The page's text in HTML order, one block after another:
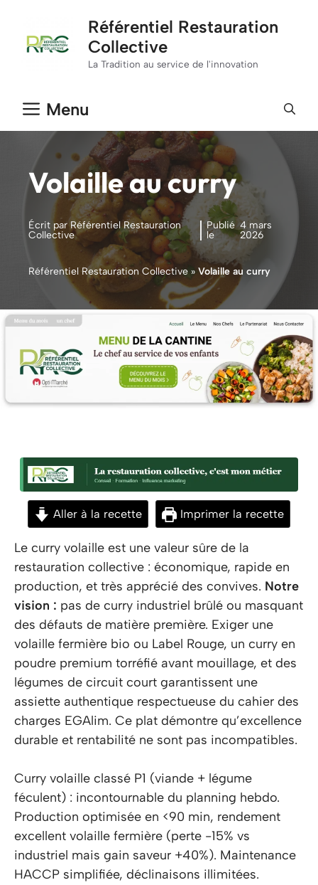
contenu
Référentiel Restauration
Collective
La Tradition au service de l'innovation
Menu
Volaille au curry
Écrit par Référentiel Restauration
Collective
Publié
le
4 mars
2026
Référentiel Restauration Collective » Volaille au curry
Aller à la recette Imprimer la recette
Le curry volaille est une valeur sûre de la
restauration collective : économique, rapide en
production, et très apprécié des convives. Notre
vision : pas de curry industriel brûlé ou masquant
des défauts de matière première. Exiger une
volaille fermière bio ou Label Rouge, un curry en
poudre premium torréfié avant mouillage, et des
légumes de circuit court garantissent une
assiette authentique respectueuse du cahier des
charges EGAlim. Ce plat démontre qu’excellence
durable et rentabilité ne sont pas incompatibles.
Curry volaille classé P1 (viande + légume
féculent) : incontournable du planning hebdo.
Production optimisée en <90 min, rendement
excellent volaille fermière (perte -15% vs
industriel mais gain saveur +40%). Maintenance
HACCP simplifiée, déclinaisons illimitées.